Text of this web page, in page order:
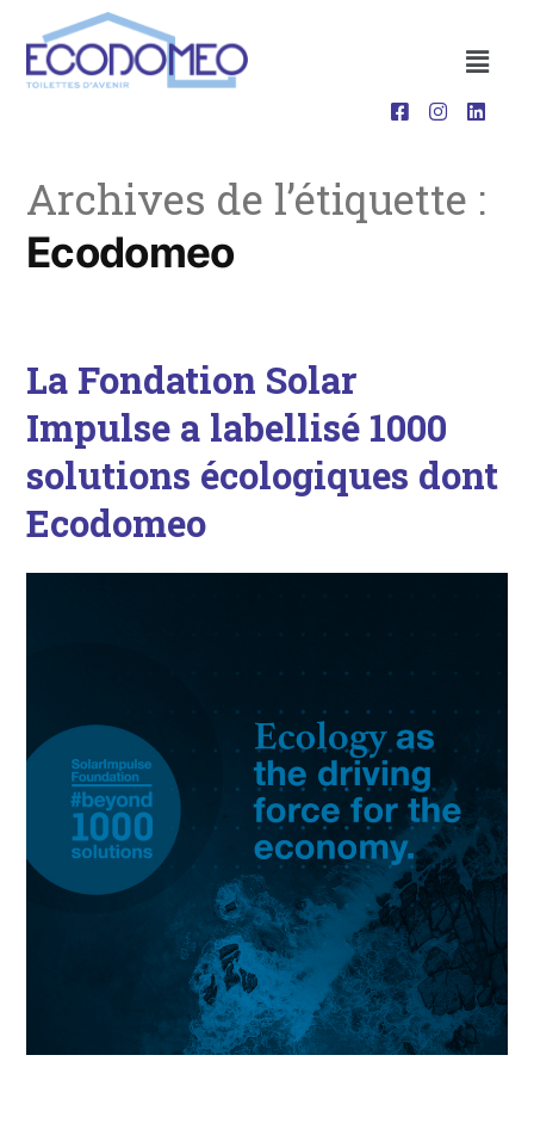
Archives de l’étiquette :
Ecodomeo
La Fondation Solar
Impulse a labellisé 1000
solutions écologiques dont
Ecodomeo